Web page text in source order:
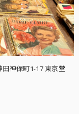
田神保町1-17 東京堂